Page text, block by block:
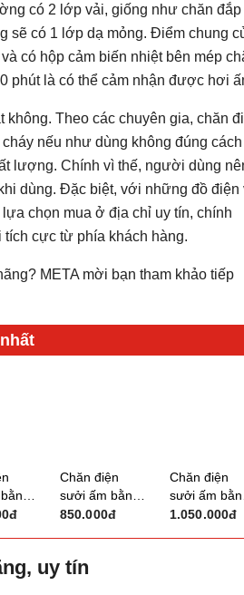
có 2 lớp vải, giống như chăn đắp
sẽ có 1 lớp dạ mỏng. Điểm chung
có hộp cảm biến nhiệt bên mép
phút là có thể cảm nhận được hơi
Theo các chuyên gia, chăn
nếu như dùng không đúng cách
lượng. Chính vì thế, người dùng
dùng. Đặc biệt, với những đồ điện
chọn mua ở địa chỉ uy tín, chính
cực từ phía khách hàng.
META mời bạn tham khảo tiếp
Chăn điện
sưởi ấm bằng
nước nóng
850.000đ
Chăn điện
sưởi ấm bằng
nước nóng
1.050.000đ
uy tín